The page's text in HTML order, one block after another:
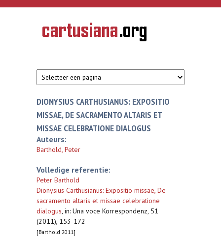
Overslaan en naar de inhoud gaan
CARTUSIANA
Geschiedenis
van de
DIONYSIUS CARTHUSIANUS: EXPOSITIO
MISSAE, DE SACRAMENTO ALTARIS ET
MISSAE CELEBRATIONE DIALOGUS
Auteurs:
Barthold, Peter
Volledige referentie:
Peter Barthold
Dionysius Carthusianus: Expositio missae, De
sacramento altaris et missae celebratione
dialogus, in: Una voce Korrespondenz, 51
(2011), 153‐172
[Barthold 2011]